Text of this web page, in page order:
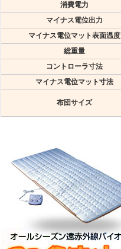
消費電力
マイナス電位出力
マイナス電位マット表面温度
総重量
コントローラ寸法
マイナス電位マット寸法
布団サイズ